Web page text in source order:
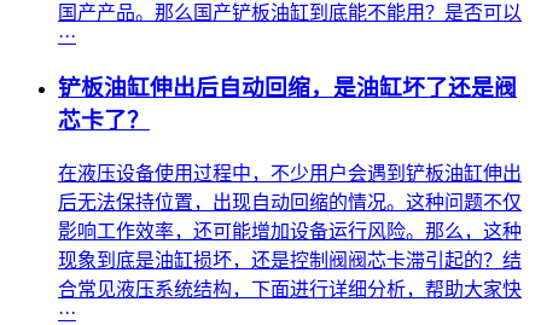
国产产品。那么国产铲板油缸到底能不能用？是否可以
···
铲板油缸伸出后自动回缩，是油缸坏了还是阀
芯卡了？
在液压设备使用过程中，不少用户会遇到铲板油缸伸出
后无法保持位置，出现自动回缩的情况。这种问题不仅
影响工作效率，还可能增加设备运行风险。那么，这种
现象到底是油缸损坏，还是控制阀阀芯卡滞引起的？结
合常见液压系统结构，下面进行详细分析，帮助大家快
···